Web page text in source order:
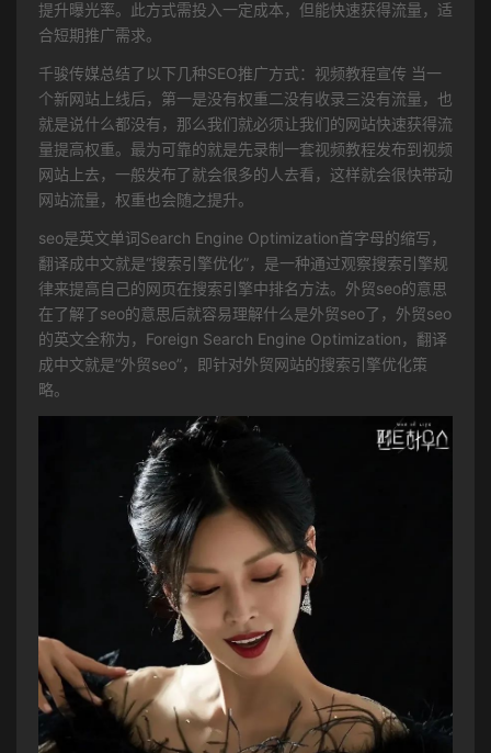
提升曝光率。此方式需投入一定成本，但能快速获得流量，适
合短期推广需求。
千骏传媒总结了以下几种SEO推广方式：视频教程宣传 当一
个新网站上线后，第一是没有权重二没有收录三没有流量，也
就是说什么都没有，那么我们就必须让我们的网站快速获得流
量提高权重。最为可靠的就是先录制一套视频教程发布到视频
网站上去，一般发布了就会很多的人去看，这样就会很快带动
网站流量，权重也会随之提升。
seo是英文单词Search Engine Optimization首字母的缩写，
翻译成中文就是“搜索引擎优化”，是一种通过观察搜索引擎规
律来提高自己的网页在搜索引擎中排名方法。外贸seo的意思
在了解了seo的意思后就容易理解什么是外贸seo了，外贸seo
的英文全称为，Foreign Search Engine Optimization，翻译
成中文就是“外贸seo”，即针对外贸网站的搜索引擎优化策
略。